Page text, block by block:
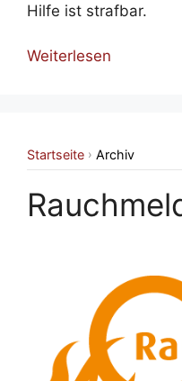
Hilfe ist strafbar.
Weiterlesen
Startseite › Archiv